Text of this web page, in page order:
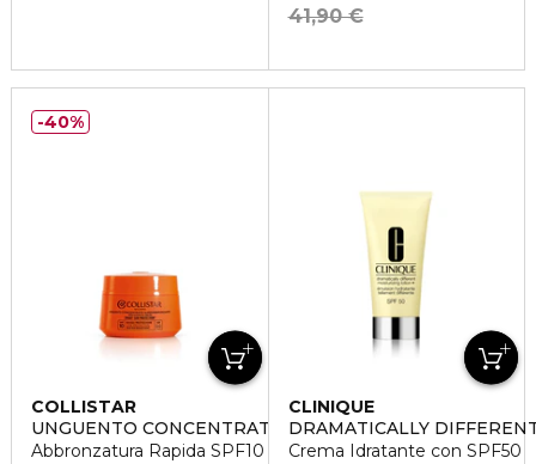
41,90 €
COLLISTAR
UNGUENTO CONCENTRATO SUPERABBRONZANTE
Abbronzatura Rapida SPF10
40%
CLINIQUE
DRAMATICALLY
Crema Idratante con SPF50